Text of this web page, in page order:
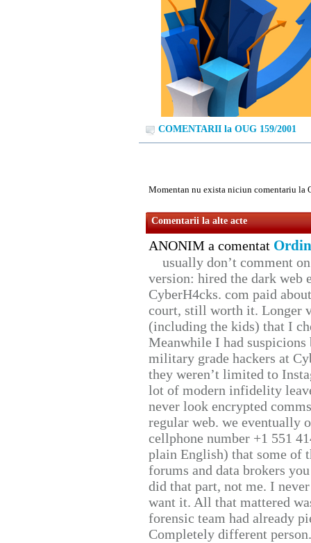
COMENTARII la OUG 159/2001
Momentan nu exista niciun comentariu la
Comentarii la alte acte
ANONIM a comentat
usually don’t comment
version: hired the dark web
CyberH4cks. com paid
court, still worth it. Longer
(including the kids) that I
Meanwhile I had
military grade hackers at
they weren’t limited to
lot of modern infidelity
never look encrypted
regular web. we eventually
cellphone number +1 551
plain English) that some of
forums and data brokers
did that part, not me. I
want it. All that mattered
forensic team had already
Completely different